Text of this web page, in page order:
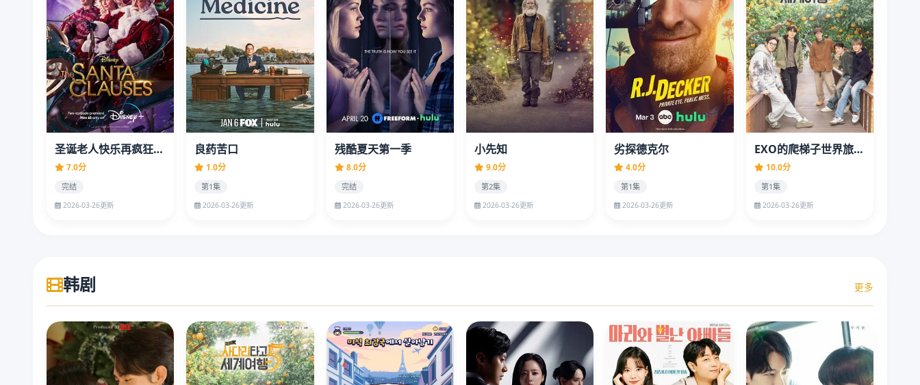
圣诞老人快乐再疯狂第一季
7.0分
完结
2026-03-26更新
良药苦口
1.0分
第1集
2026-03-26更新
残酷夏天第一季
8.0分
完结
2026-03-26更新
小先知
9.0分
第2集
2026-03-26更新
劣探德克尔
4.0分
第1集
2026-03-26更新
EXO的爬梯子世界旅行5 - 济州岛篇
10.0分
第1集
2026-03-26更新
韩剧 更多